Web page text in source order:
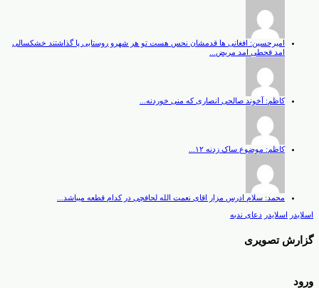
امیرحسین: افغانی ها قدمشان نحس هست تو هر شهرو روستایی پا گذاشتند خشکسالی
امد قحطی امد مریض...
کاظم: آخوند صالحی انصاری که منی خوردنه...
کاظم: موضوع ساک زدنه ۱۲...
محمد: سلام ادرس مزار اقای نعمت الله لحافچی در کدام قطعه میباشد...
اسلایدر اسلایدر دعای ندبه
گزارش تصویری
ورود